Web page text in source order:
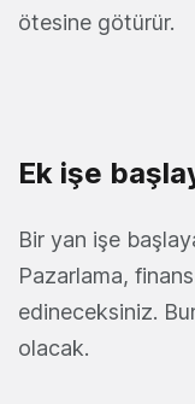
ötesine götürür.
Ek işe
Bir yan işe
Pazarlama,
edineceksiniz.
olacak.